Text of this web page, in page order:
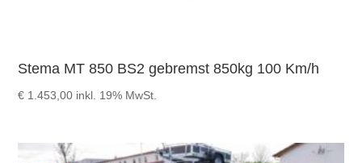
Stema MT 850 BS2 gebremst 850kg 100 Km/h
€ 1.453,00 inkl. 19% MwSt.